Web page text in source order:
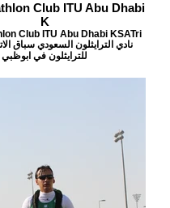
Club ITU Abu Dhabi
K
Club ITU Abu Dhabi KSATri
نادي الترايثلون السعودي سباق
للترايثلون في ابوظبي